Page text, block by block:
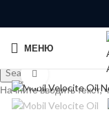
МЕНЮ
Click to
Search
Начните вводить